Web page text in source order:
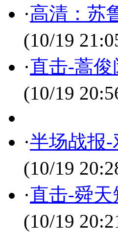
·高清：苏
(10/19
·直击-蒿
(10/19
·半场战报-
(10/19
·直击-舜
(10/19